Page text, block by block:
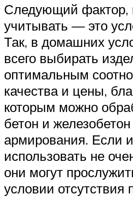
Следующий фактор,
учитывать — это
Так, в домашних
всего выбирать
оптимальным
качества и цены,
которым можно
бетон и железобетон
армирования. Если
использовать не
они могут
условии отсутствия